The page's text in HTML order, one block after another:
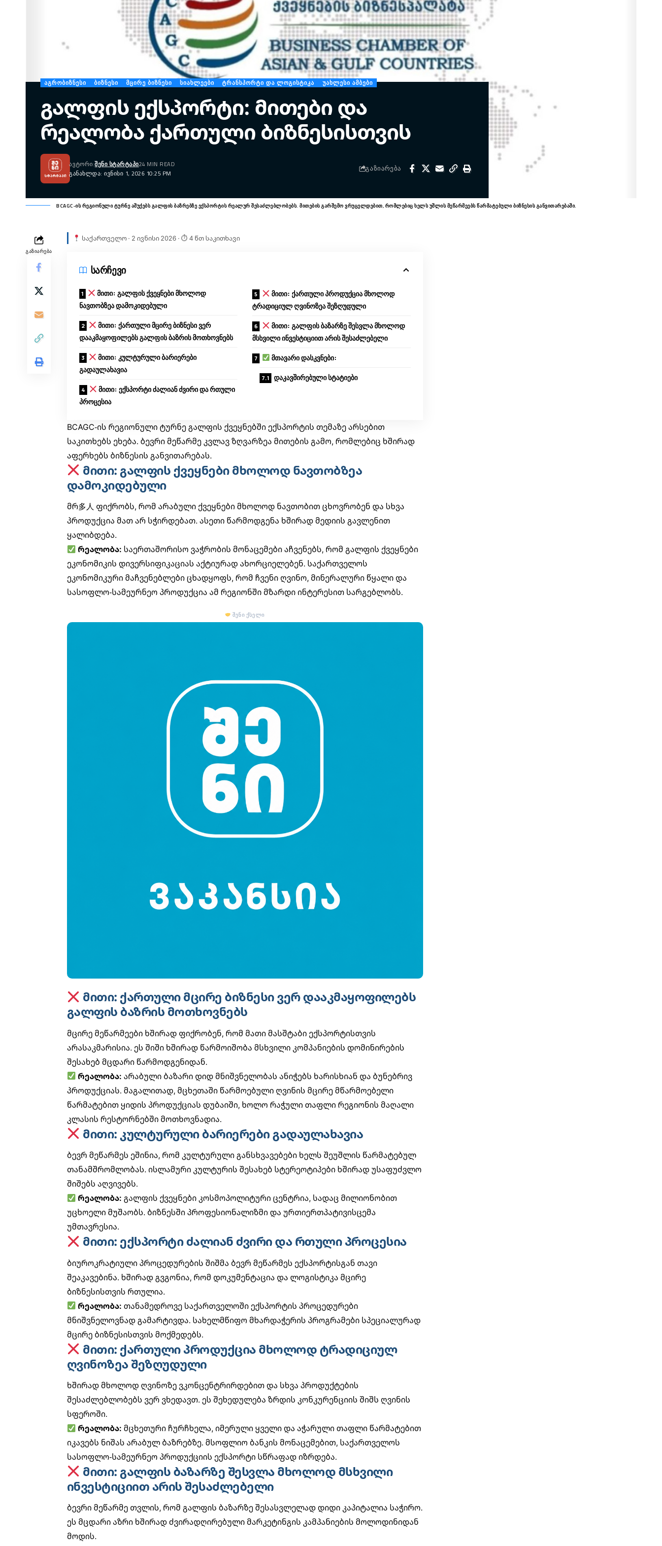
ᲐᲒᲠᲝᲑᲘᲖᲜᲔᲡᲘ ᲑᲘᲖᲜᲔᲡᲘ ᲛᲪᲘᲠᲔ ᲑᲘᲖᲜᲔᲡᲘ ᲡᲘᲐᲮᲚᲔᲔᲑᲘ ᲢᲠᲐᲜᲡᲞᲝᲠᲢᲘ ᲓᲐ ᲚᲝᲒᲘᲡᲢᲘᲙᲐ ᲣᲐᲮᲚᲔᲡᲘ ᲐᲛᲑᲔᲑᲘ
გალფის ექსპორტი: მითები და
რეალობა ქართული ბიზნესისთვის
ᲒᲐᲜᲐᲮᲚᲓᲐ: ᲘᲕᲜᲘᲡᲘ 1, 2026 10:25 PM
ᲐᲕᲢᲝᲠᲘ:ᲨᲔᲜᲘ ᲡᲢᲐᲠᲢᲐᲞᲘ24 MIN READ ᲒᲐᲖᲘᲐᲠᲔᲑᲐ
BCAGC-ის რეგიონული ტურნე აშუქებს გალფის ბაზრებზე ექსპორტის რეალურ შესაძლებლობებს. მითების გარშემო ვრუცელდებით, რომლებიც ხელს უშლის მეწარმეებს წარმატებული ბიზნესის განვითარებაში.
ᲒᲐᲖᲘᲐᲠᲔᲑᲐ
საქართველო · 2 ივნისი 2026 · ⏱ 4 წთ საკითხავი
სარჩევი
მითი: გალფის ქვეყნები მხოლოდ
ნავთობზეა დამოკიდებული
მითი: ქართული მცირე ბიზნესი ვერ
დააკმაყოფილებს გალფის ბაზრის მოთხოვნებს
მითი: კულტურული ბარიერები
გადაულახავია
მითი: ექსპორტი ძალიან ძვირი და რთული
პროცესია
მითი: ქართული პროდუქცია მხოლოდ
ტრადიციულ ღვინოზეა შეზღუდული
მითი: გალფის ბაზარზე შესვლა მხოლოდ
მსხვილი ინვესტიციით არის შესაძლებელი
მთავარი დასკვნები:
დაკავშირებული სტატიები
BCAGC-ის რეგიონული ტურნე გალფის ქვეყნებში ექსპორტის თემაზე არსებით
საკითხებს ეხება. ბევრი მეწარმე კვლავ ზღვარზეა მითების გამო, რომლებიც ხშირად
აფერხებს ბიზნესის განვითარებას.
მითი: გალფის ქვეყნები მხოლოდ ნავთობზეა
დამოკიდებული
მრ多人 ფიქრობს, რომ არაბული ქვეყნები მხოლოდ ნავთობით ცხოვრობენ და სხვა
პროდუქცია მათ არ სჭირდებათ. ასეთი წარმოდგენა ხშირად მედიის გავლენით
ყალიბდება.
რეალობა: საერთაშორისო ვაჭრობის მონაცემები აჩვენებს, რომ გალფის ქვეყნები
ეკონომიკის დივერსიფიკაციას აქტიურად ახორციელებენ. საქართველოს
ეკონომიკური მაჩვენებლებიცხადყოფს, რომ ჩვენი ღვინო, მინერალური წყალი და
სასოფლო-სამეურნეო პროდუქცია ამ რეგიონში მზარდი ინტერესით სარგებლობს.
შენი ქსელი
მითი: ქართული მცირე ბიზნესი ვერ დააკმაყოფილებს
გალფის ბაზრის მოთხოვნებს
მცირე მეწარმეები ხშირად ფიქრობენ, რომ მათი მასშტაბი ექსპორტისთვის
არასაკმარისია. ეს შიში ხშირად წარმოიშობა მსხვილი კომპანიების დომინირების
შესახებ მცდარი წარმოდგენიდან.
რეალობა: არაბული ბაზარი დიდ მნიშვნელობას ანიჭებს ხარისხიან და ბუნებრივ
პროდუქციას. მაგალითად, მცხეთაში წარმოებული ღვინის მცირე მწარმოებელი
წარმატებით ყიდის პროდუქციას დუბაიში, ხოლო რაჭული თაფლი რეგიონის მაღალი
კლასის რესტორნებში მოთხოვნადია.
მითი: კულტურული ბარიერები გადაულახავია
ბევრ მეწარმეს ეშინია, რომ კულტურული განსხვავებები ხელს შეუშლის წარმატებულ
თანამშრომლობას. ისლამური კულტურის შესახებ სტერეოტიპები ხშირად უსაფუძვლო
შიშებს აღვივებს.
რეალობა: გალფის ქვეყნები კოსმოპოლიტური ცენტრია, სადაც მილიონობით
უცხოელი მუშაობს. ბიზნესში პროფესიონალიზმი და ურთიერთპატივისცემა
უმთავრესია.
მითი: ექსპორტი ძალიან ძვირი და რთული პროცესია
ბიუროკრატიული პროცედურების შიშმა ბევრ მეწარმეს ექსპორტისგან თავი
შეაკავებინა. ხშირად გვგონია, რომ დოკუმენტაცია და ლოგისტიკა მცირე
ბიზნესისთვის რთულია.
რეალობა: თანამედროვე საქართველოში ექსპორტის პროცედურები
მნიშვნელოვნად გამარტივდა. სახელმწიფო მხარდაჭერის პროგრამებისპეციალურად
მცირე ბიზნესისთვის მოქმედებს.
მითი: ქართული პროდუქცია მხოლოდ ტრადიციულ
ღვინოზეა შეზღუდული
ხშირად მხოლოდ ღვინოზე ვკონცენტრირდებით და სხვა პროდუქტების
შესაძლებლობებს ვერ ვხედავთ. ეს შეხედულება ზრდის კონკურენციის შიშს ღვინის
სფეროში.
რეალობა: მცხეთური ჩურჩხელა, იმერული ყველი და აჭარული თაფლი წარმატებით
იკავებს ნიშას არაბულ ბაზრებზე. მსოფლიო ბანკის მონაცემებით, საქართველოს
სასოფლო-სამეურნეო პროდუქციის ექსპორტი სწრაფად იზრდება.
მითი: გალფის ბაზარზე შესვლა მხოლოდ მსხვილი
ინვესტიციით არის შესაძლებელი
ბევრი მეწარმე თვლის, რომ გალფის ბაზარზე შესასვლელად დიდი კაპიტალია საჭირო.
ეს მცდარი აზრი ხშირად ძვირადღირებული მარკეტინგის კამპანიების მოლოდინიდან
მოდის.